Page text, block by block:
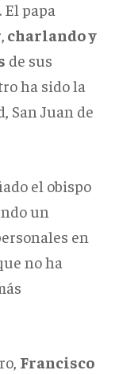
. El papa
charlando y
de sus
ha sido la
San Juan de
el obispo
un
en
no ha
Francisco